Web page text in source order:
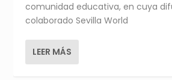
comunidad educativa, en cuya
colaborado Sevilla World
LEER MÁS